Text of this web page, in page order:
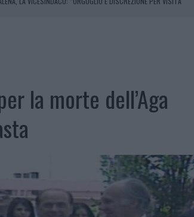
DEL MONDO PER UNA NOTTE
la morte dell’Aga